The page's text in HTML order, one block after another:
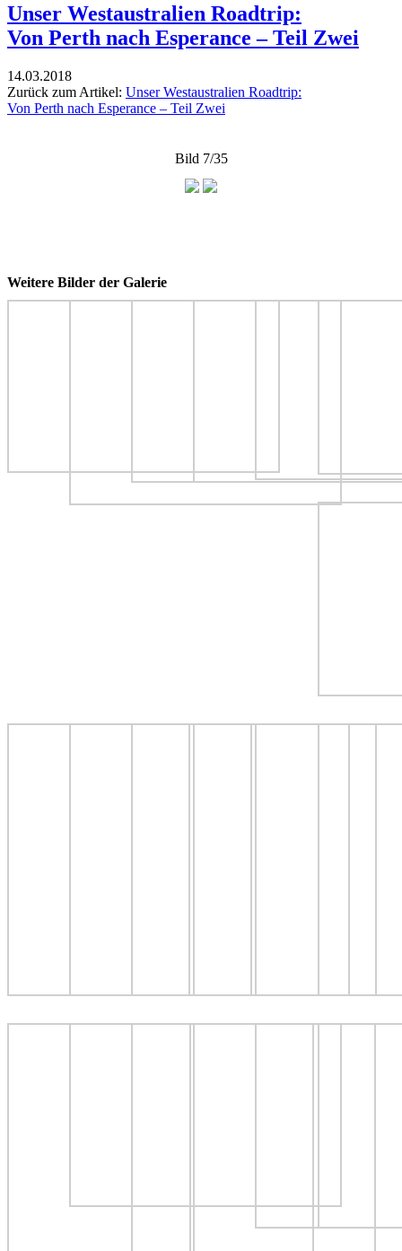
Unser Westaustralien Roadtrip:
Von Perth nach Esperance – Teil Zwei
14.03.2018
Zurück zum Artikel: Unser Westaustralien Roadtrip:
Von Perth nach Esperance – Teil Zwei
Bild 7/35
Weitere Bilder der Galerie